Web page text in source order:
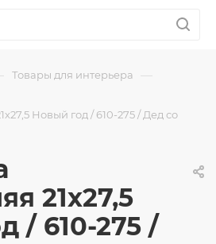
Товары для интерьера —
Новый год / 610-275 / Дед со
21х27,5
/ 610-275 /